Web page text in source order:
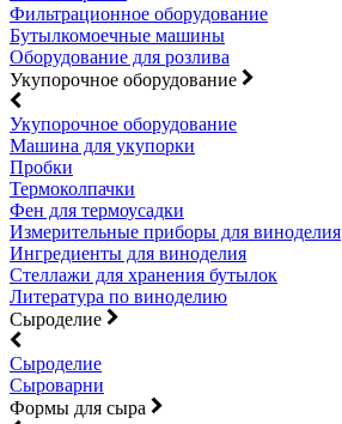
Фильтрационное оборудование
Бутылкомоечные машины
Оборудование для розлива
Укупорочное оборудование
Укупорочное оборудование
Машина для укупорки
Пробки
Термоколпачки
Фен для термоусадки
Измерительные приборы для виноделия
Ингредиенты для виноделия
Стеллажи для хранения бутылок
Литература по виноделию
Сыроделие
Сыроделие
Сыроварни
Формы для сыра